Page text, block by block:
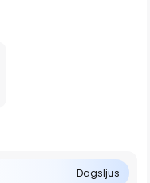
Dagsljus